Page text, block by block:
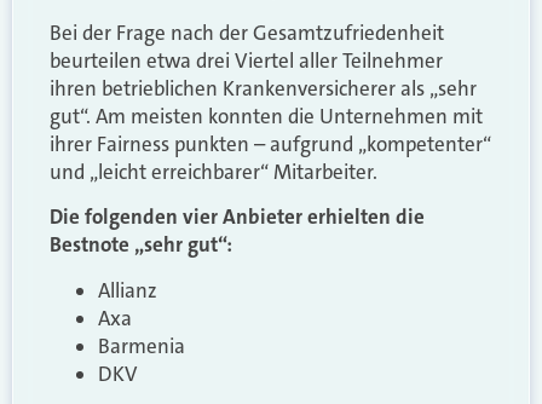
Bei der Frage nach der Gesamtzufriedenheit
beurteilen etwa drei Viertel aller Teilnehmer
ihren betrieblichen Krankenversicherer als „sehr
gut“. Am meisten konnten die Unternehmen mit
ihrer Fairness punkten – aufgrund „kompetenter“
und „leicht erreichbarer“ Mitarbeiter.
Die folgenden vier Anbieter erhielten die
Bestnote „sehr gut“:
Allianz
Axa
Barmenia
DKV